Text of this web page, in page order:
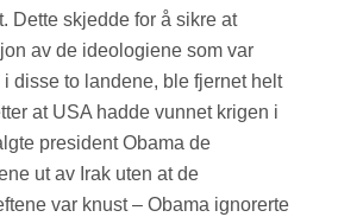
Dette skjedde for å sikre at
av de ideologiene som var
disse to landene, ble fjernet helt
at USA hadde vunnet krigen i
president Obama de
ut av Irak uten at de
var knust – Obama ignorerte